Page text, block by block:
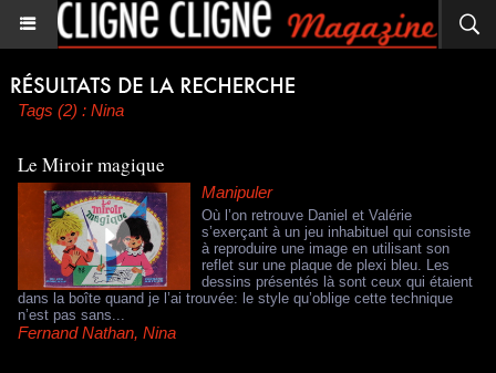
Tags (2) : Nina
Le Miroir magique
Manipuler
Où l’on retrouve Daniel et Valérie
s’exerçant à un jeu inhabituel qui consiste
à reproduire une image en utilisant son
reflet sur une plaque de plexi bleu. Les
dessins présentés là sont ceux qui étaient
dans la boîte quand je l’ai trouvée: le style qu’oblige cette technique
n’est pas sans...
Fernand Nathan, Nina